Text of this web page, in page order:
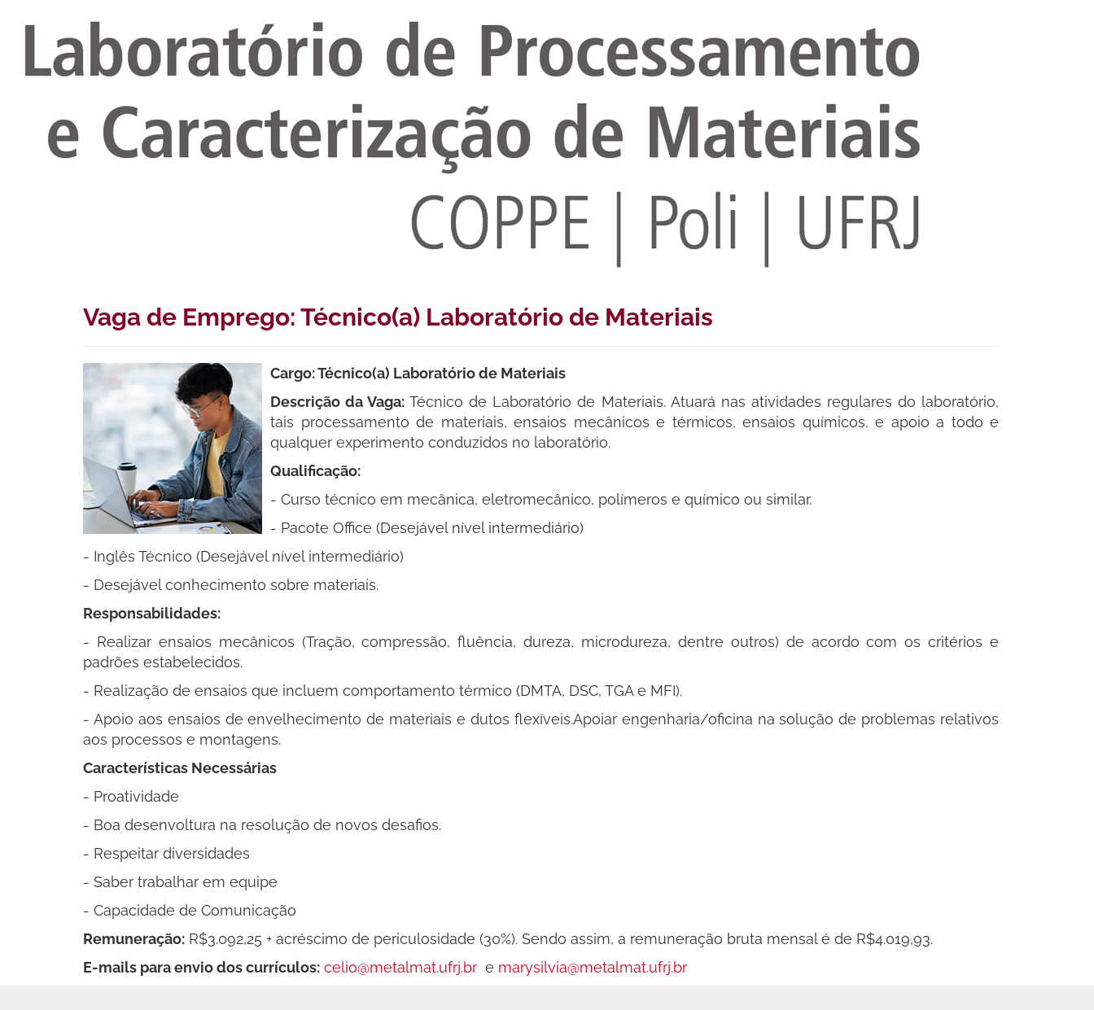
Vaga de Emprego: Técnico(a) Laboratório de Materiais
Cargo: Técnico(a) Laboratório de Materiais
Descrição da Vaga:Técnico de Laboratório de Materiais. Atuará nas atividades regulares do laboratório,
tais processamento de materiais, ensaios mecânicos e térmicos, ensaios químicos, e apoio a todo e
qualquer experimento conduzidos no laboratório.
Qualificação:
- Curso técnico em mecânica, eletromecânico, polímeros e químico ou similar.
- Pacote Office (Desejável nível intermediário)
- Inglês Técnico (Desejável nível intermediário)
- Desejável conhecimento sobre materiais.
Responsabilidades:
- Realizar ensaios mecânicos (Tração, compressão, fluência, dureza, microdureza, dentre outros) de acordo com os critérios e
padrões estabelecidos.
- Realização de ensaios que incluem comportamento térmico (DMTA, DSC, TGA e MFI).
- Apoio aos ensaios de envelhecimento de materiais e dutos flexíveis.Apoiar engenharia/oficina na solução de problemas relativos
aos processos e montagens.
Características Necessárias
- Proatividade
- Boa desenvoltura na resolução de novos desafios.
- Respeitar diversidades
- Saber trabalhar em equipe
- Capacidade de Comunicação
Remuneração: R$3.092,25 + acréscimo de periculosidade (30%). Sendo assim, a remuneração bruta mensal é de R$4.019,93.
E-mails para envio dos currículos: celio@metalmat.ufrj.br e marysilvia@metalmat.ufrj.br